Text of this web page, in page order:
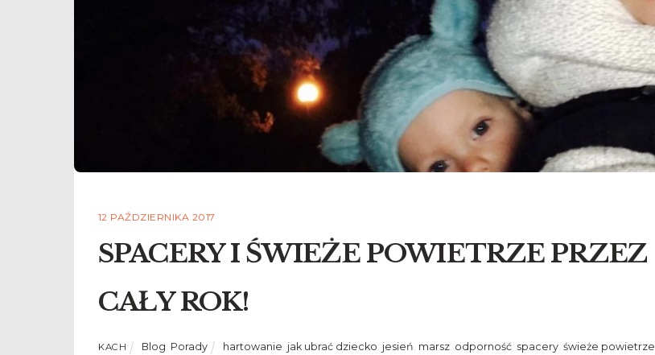
12 PAŹDZIERNIKA 2017
SPACERY I ŚWIEŻE POWIETRZE PRZEZ
CAŁY ROK!
KACH Blog Porady hartowanie jak ubrać dziecko jesień marsz odporność spacery ,świeże powietrze